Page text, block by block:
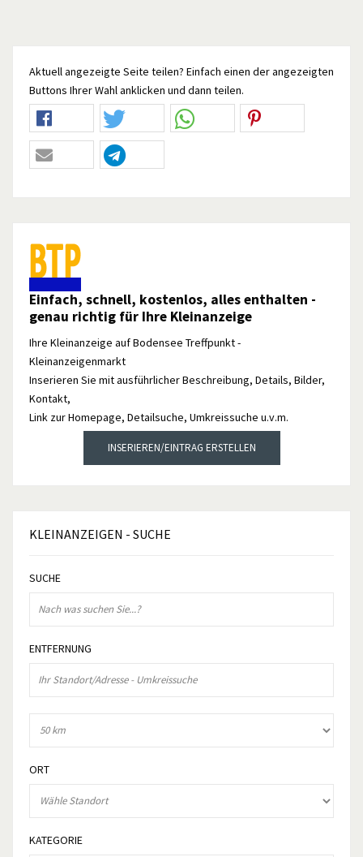
Aktuell angezeigte Seite teilen? Einfach einen der angezeigten
Buttons Ihrer Wahl anklicken und dann teilen.
Einfach, schnell, kostenlos, alles enthalten -
genau richtig für Ihre Kleinanzeige
Ihre Kleinanzeige auf Bodensee Treffpunkt -
Kleinanzeigenmarkt
Inserieren Sie mit ausführlicher Beschreibung, Details, Bilder,
Kontakt,
Link zur Homepage, Detailsuche, Umkreissuche u.v.m.
INSERIEREN/EINTRAG ERSTELLEN
KLEINANZEIGEN - SUCHE
SUCHE
ENTFERNUNG
ORT
KATEGORIE